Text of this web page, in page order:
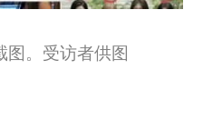
图。受访者供图